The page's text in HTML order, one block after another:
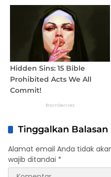
Tinggalkan Balasan
Alamat email Anda tidak
wajib ditandai *